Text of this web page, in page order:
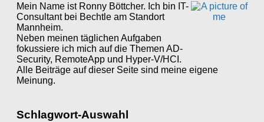
Mein Name ist Ronny Böttcher. Ich bin IT-
Consultant bei Bechtle am Standort
Mannheim.
Neben meinen täglichen Aufgaben
fokussiere ich mich auf die Themen AD-
Security, RemoteApp und Hyper-V/HCI.
Alle Beiträge auf dieser Seite sind meine eigene
Meinung.
Schlagwort-Auswahl